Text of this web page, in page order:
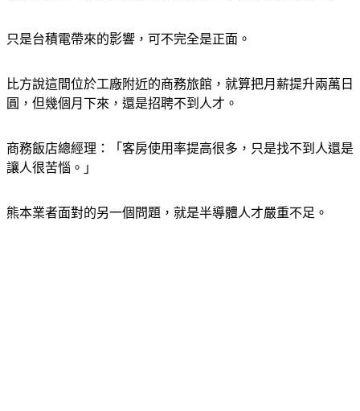
只是台積電帶來的影響，可不完全是正面。
比方說這間位於工廠附近的商務旅館，就算把月薪提升兩萬日
圓，但幾個月下來，還是招聘不到人才。
商務飯店總經理：「客房使用率提高很多，只是找不到人還是
讓人很苦惱。」
熊本業者面對的另一個問題，就是半導體人才嚴重不足。